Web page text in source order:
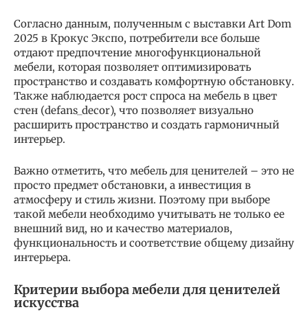
Согласно данным, полученным с выставки Art Dom
2025 в Крокус Экспо, потребители все больше
отдают предпочтение многофункциональной
мебели, которая позволяет оптимизировать
пространство и создавать комфортную обстановку.
Также наблюдается рост спроса на мебель в цвет
стен (defans_decor), что позволяет визуально
расширить пространство и создать гармоничный
интерьер.
Важно отметить, что мебель для ценителей – это не
просто предмет обстановки, а инвестиция в
атмосферу и стиль жизни. Поэтому при выборе
такой мебели необходимо учитывать не только ее
внешний вид, но и качество материалов,
функциональность и соответствие общему дизайну
интерьера.
Критерии выбора мебели для ценителей
искусства